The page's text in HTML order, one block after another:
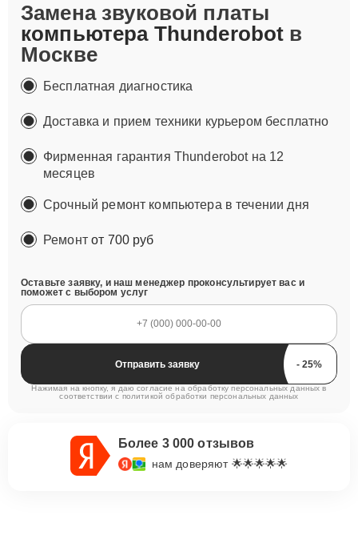
Замена звуковой платы
компьютера Thunderobot в
Москве
Бесплатная диагностика
Доставка и прием техники курьером бесплатно
Фирменная гарантия Thunderobot на 12
месяцев
Срочный ремонт компьютера в течении дня
Ремонтот 700 руб
Оставьте заявку, и наш менеджер проконсультирует вас и
поможет с выбором услуг
Отправить заявку
Нажимая на кнопку, я даю согласие на обработку персональных данных в
соответствии с политикой обработки персональных данных
Более 3 000 отзывов
нам доверяют 🌟🌟🌟🌟🌟